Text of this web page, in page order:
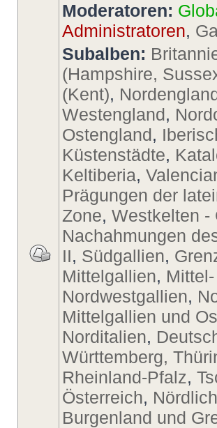
Moderatoren:
Administratoren,
Subalben:
(Hampshire,
(Kent),
Westengland,
Ostengland,
Küstenstädte,
Keltiberia,
Prägungen der
Zone, Westkelten -
Nachahmungen
II, Südgallien,
Mittelgallien,
Nordwestgallien,
Mittelgallien und
Norditalien,
Württemberg,
Rheinland-Pfalz,
Österreich,
Burgenland und